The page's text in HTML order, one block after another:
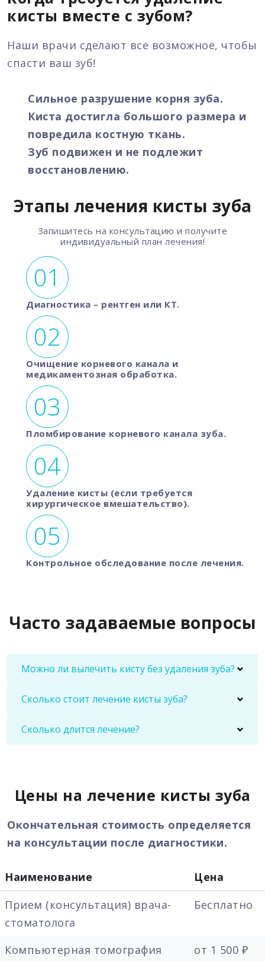
кисты вместе с зубом?
Наши врачи сделают все возможное, чтобы
спасти ваш зуб!
Сильное разрушение корня зуба.
Киста достигла большого размера и
повредила костную ткань.
Зуб подвижен и не подлежит
восстановлению.
Этапы лечения кисты зуба
Запишитесь на консультацию и получите
индивидуальный план лечения!
Диагностика – рентген или КТ.
Очищение корневого канала и
медикаментозная обработка.
Пломбирование корневого канала зуба.
Удаление кисты (если требуется
хирургическое вмешательство).
Контрольное обследование после лечения.
Часто задаваемые вопросы
Можно ли вылечить кисту без удаления зуба?
Сколько стоит лечение кисты зуба?
Сколько длится лечение?
Цены на лечение кисты зуба
Окончательная стоимость определяется
на консультации после диагностики.
Наименование
Цена
Прием (консультация) врача-
стоматолога
Бесплатно
Компьютерная томография
от 1 500 ₽